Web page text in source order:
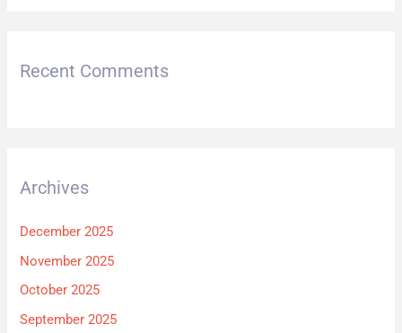
Recent Comments
Archives
December 2025
November 2025
October 2025
September 2025